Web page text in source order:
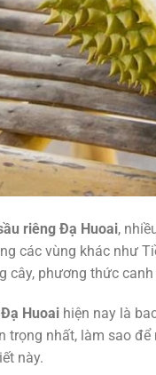
riêng Đạ Huoai,
các vùng khác như
cây, phương thức
Huoai hiện nay là
trọng nhất, làm sao
này.